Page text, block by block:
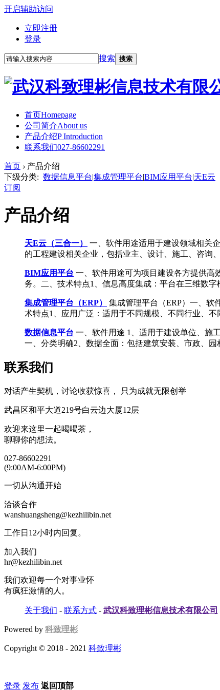
开启辅助访问
立即注册
登录
搜索 搜索
首页Homepage
公司简介About us
产品介绍P Introduction
联系我们027-86602291
首页 › 产品介绍
下级分类: 数据信息平台|集成管理平台|BIM应用平台|天E云
订阅
产品介绍
天E云（三合一）
一、软件用途适用于建设领域相关
的工程建设相关企业，包括业主、设计、施工、咨询
BIM应用平台 一、软件用途可为项目建设各方提供高
务。二、技术特点1、信息高度集成：平台在三维数字
集成管理平台（ERP）
集成管理平台（ERP）一、软
术特点1、应用广泛：适用于不同规模、不同行业、不
数据信息平台 一、软件用途 1、适用于建设单位、施
一、分类明确2、数据全面：包括建筑安装、市政、园
联系我们
对话产生契机，讨论收获惊喜， 只为成就无限创举
武昌区和平大道219号白云边大厦12层
欢迎来这里一起喝喝茶，
聊聊你的想法。
027-86602291
(9:00AM-6:00PM)
一切从沟通开始
洽谈合作
wanshuangsheng@kezhilibin.net
工作日12小时内回复。
加入我们
hr@kezhilibin.net
我们欢迎每一个对事业怀
有疯狂激情的人。
关于我们 - 联系方式 - 武汉科致理彬信息技术有限公司
Powered by 科致理彬
Copyright © 2018 - 2021 科致理彬
登录 发布 返回顶部